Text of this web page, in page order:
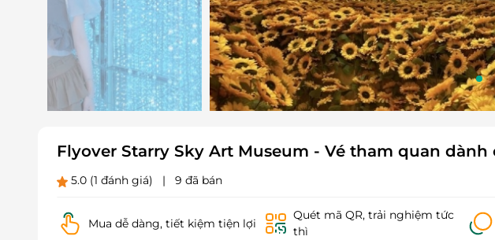
Flyover Starry Sky Art Museum - Vé tham quan
5.0 (1 đánh giá) | 9 đã bán
Mua dễ dàng, tiết kiệm tiện lợi
Quét mã QR, trải nghiệm tức
thì